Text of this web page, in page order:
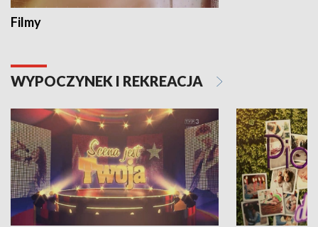
Filmy
WYPOCZYNEK I REKREACJA